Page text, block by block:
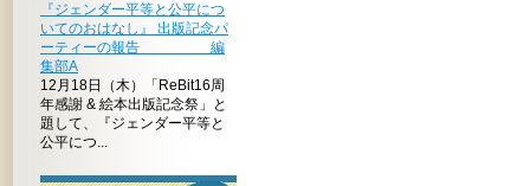
『ジェンダー平等と公平につ
いてのおはなし』 出版記念パ
ーティーの報告 編
集部A
12月18日（木）「ReBit16周
年感謝 & 絵本出版記念祭」と
題して、『ジェンダー平等と
公平につ...